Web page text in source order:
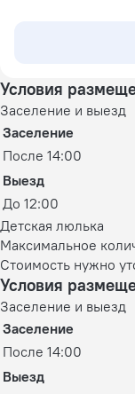
Условия
Заселение и выезд
Заселение
После 14:00
Выезд
До 12:00
Детская люлька
Максимальное
Стоимость нужно
Условия
Заселение и выезд
Заселение
После 14:00
Выезд